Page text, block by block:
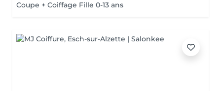
Coupe + Coiffage Fille 0-13 ans